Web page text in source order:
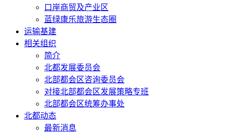
口岸商贸及产业区
蓝绿康乐旅游生态圈
运输基建
相关组织
简介
北都发展委员会
北部都会区咨询委员会
对接北部都会区发展策略专班
北部都会区统筹办事处
北都动态
最新消息